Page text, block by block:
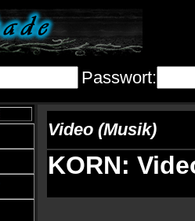
Passwort:
Video (Musik)
KORN: